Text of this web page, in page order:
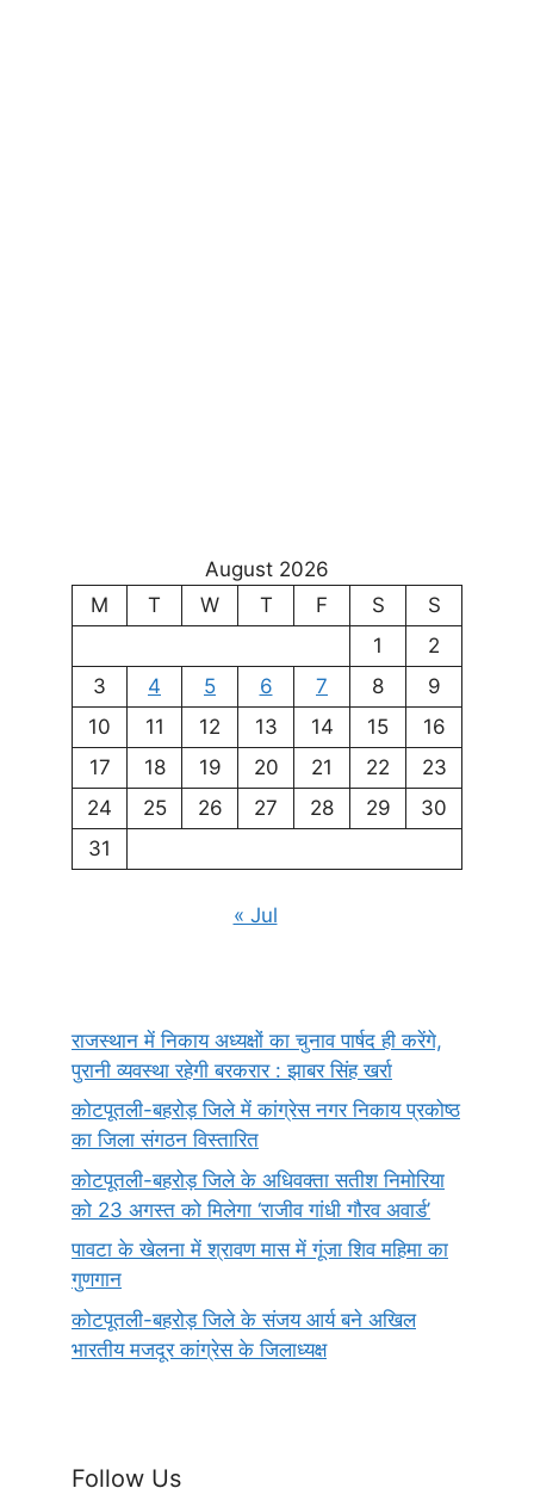
August 2026
M
T W T F S
S
1
2
3
4 5 6 7 8
9
10
11 12 13 14 15
16
17
18 19 20 21 22
23
24
25 26 27 28 29
30
31
« Jul
राजस्थान में निकाय अध्यक्षों का चुनाव पार्षद ही करेंगे,
पुरानी व्यवस्था रहेगी बरकरार : झाबर सिंह खर्रा
कोटपूतली-बहरोड़ जिले में कांग्रेस नगर निकाय प्रकोष्ठ
का जिला संगठन विस्तारित
कोटपूतली-बहरोड़ जिले के अधिवक्ता सतीश निमोरिया
को 23 अगस्त को मिलेगा ‘राजीव गांधी गौरव अवार्ड’
पावटा के खेलना में श्रावण मास में गूंजा शिव महिमा का
गुणगान
कोटपूतली-बहरोड़ जिले के संजय आर्य बने अखिल
भारतीय मजदूर कांग्रेस के जिलाध्यक्ष
Follow Us